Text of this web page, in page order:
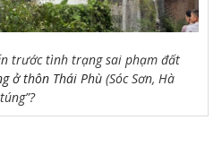
trước tình trạng sai phạm đất
ở thôn Thái Phù (Sóc Sơn, Hà